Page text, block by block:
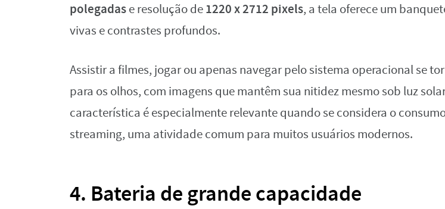
polegadase resolução de1220 x 2712 pixels, a tela oferece um
vivas e contrastes profundos.
Assistir a filmes, jogar ou apenas navegar pelo sistema operacional se
para os olhos, com imagens que mantêm sua nitidez mesmo sob luz
característica é especialmente relevante quando se considera o
streaming, uma atividade comum para muitos usuários modernos.
4. Bateria de grande capacidade